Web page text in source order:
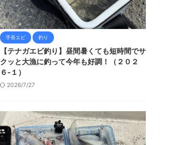
手長エビ 釣り
【テナガエビ釣り】昼間暑くても短時間でサ
クッと大漁に釣って今年も好調！（２０２
６-１）
2026/7/27